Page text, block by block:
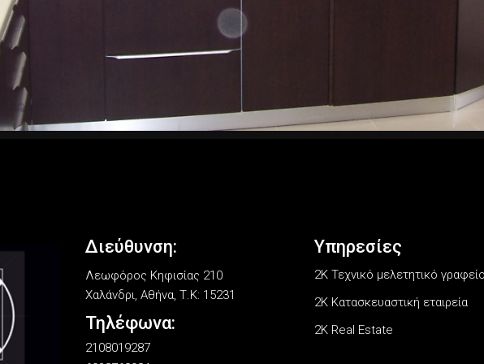
Διεύθυνση:
Λεωφόρος Κηφισίας 210
Χαλάνδρι, Αθήνα, Τ.Κ: 15231
Τηλέφωνα:
2108019287
Υπηρεσίες
2Κ Τεχνικό μελετητικό
2K Κατασκευαστική εταιρεία
2K Real Estate